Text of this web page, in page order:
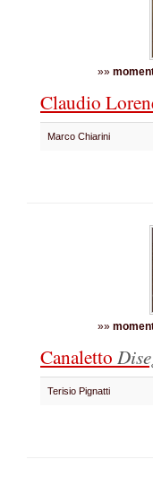
»»
Claudio
Marco Chiarini
»»
Canaletto
Terisio Pignatti